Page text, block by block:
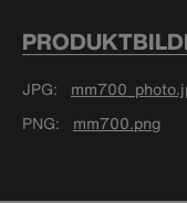
JPG
PNG
mm700.png